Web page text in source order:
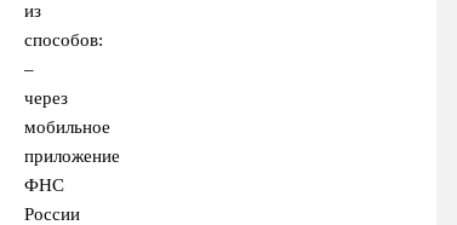
из
способов:
–
через
мобильное
приложение
ФНС
России